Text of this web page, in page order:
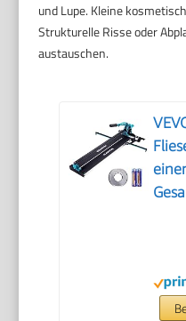
und Lupe. Kleine
Strukturelle Risse oder
austauschen.